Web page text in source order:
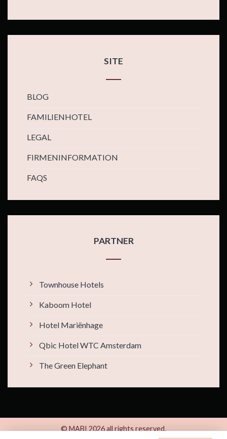
SITE
BLOG
FAMILIENHOTEL
LEGAL
FIRMENINFORMATION
FAQS
PARTNER
Townhouse Hotels
Kaboom Hotel
Hotel Mariënhage
Qbic Hotel WTC Amsterdam
The Green Elephant
© MABI 2026 all rights reserved.